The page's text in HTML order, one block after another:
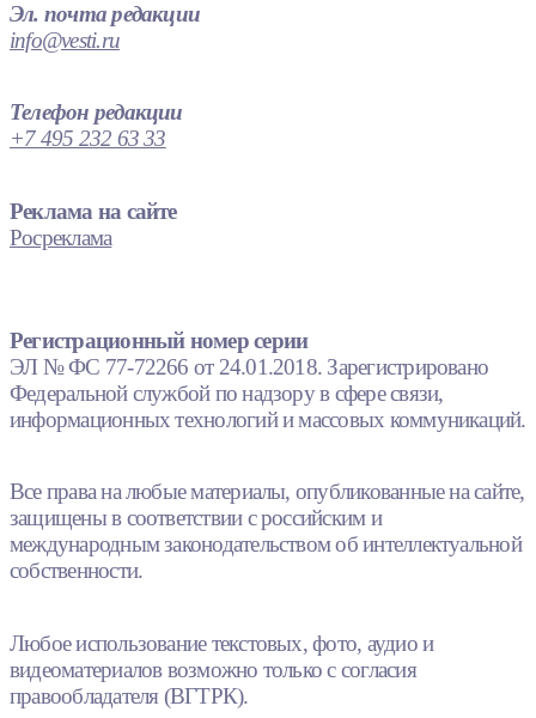
Эл. почта редакции
info@vesti.ru
Телефон редакции
+7 495 232 63 33
Реклама на сайте
Росреклама
Регистрационный номер серии
ЭЛ № ФС 77-72266 от 24.01.2018. Зарегистрировано
Федеральной службой по надзору в сфере связи,
информационных технологий и массовых коммуникаций.
Все права на любые материалы, опубликованные на сайте,
защищены в соответствии с российским и
международным законодательством об интеллектуальной
собственности.
Любое использование текстовых, фото, аудио и
видеоматериалов возможно только с согласия
правообладателя (ВГТРК).